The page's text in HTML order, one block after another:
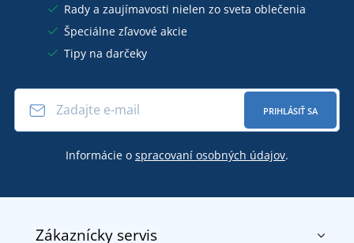
Rady a zaujímavosti nielen zo sveta oblečenia
Špeciálne zľavové akcie
Tipy na darčeky
PRIHLÁSIŤ SA
Informácie o spracovaní osobných údajov.
Zákaznícky servis